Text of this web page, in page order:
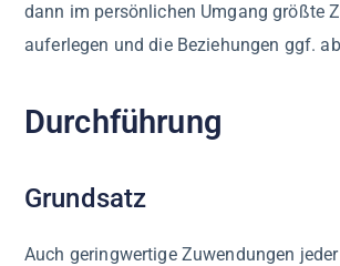
dann im persönlichen Umgang größte
auferlegen und die Beziehungen ggf.
Durchführung
Grundsatz
Auch geringwertige Zuwendungen